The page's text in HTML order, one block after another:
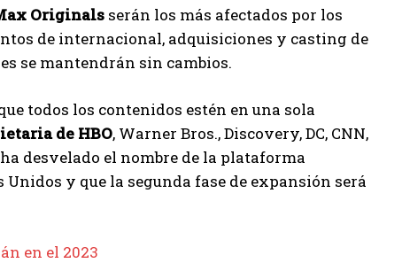
Originals serán los más afectados por los
de internacional, adquisiciones y casting de
se mantendrán sin cambios.
todos los contenidos estén en una sola
de HBO, Warner Bros., Discovery, DC, CNN,
desvelado el nombre de la plataforma
y que la segunda fase de expansión será
en el 2023